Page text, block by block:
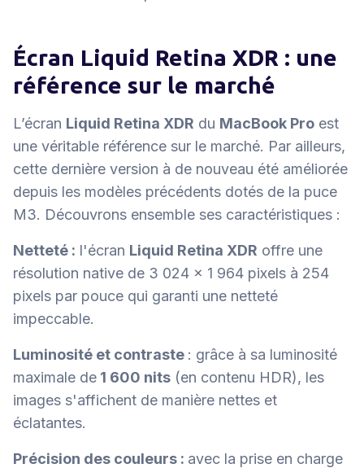
Écran Liquid Retina XDR : une
référence sur le marché
L’écran Liquid Retina XDR du MacBook Pro est
une véritable référence sur le marché. Par ailleurs,
cette dernière version à de nouveau été améliorée
depuis les modèles précédents dotés de la puce
M3. Découvrons ensemble ses caractéristiques :
Netteté : l'écran Liquid Retina XDR offre une
réso­lution native de 3 024 x 1 964 pixels à 254
pixels par pouce qui garanti une netteté
impeccable.
Luminosité et contraste : grâce à sa luminosité
maximale de 1 600 nits (en contenu HDR), les
images s'affichent de manière nettes et
éclatantes.
Précision des couleurs : avec la prise en charge